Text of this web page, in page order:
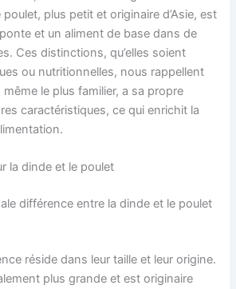
plus petit et originaire d’Asie, est
et un aliment de base dans de
Ces distinctions, qu’elles soient
ou nutritionnelles, nous rappellent
le plus familier, a sa propre
caractéristiques, ce qui enrichit la
la dinde et le poulet
différence entre la dinde et le poulet
réside dans leur taille et leur origine.
plus grande et est originaire